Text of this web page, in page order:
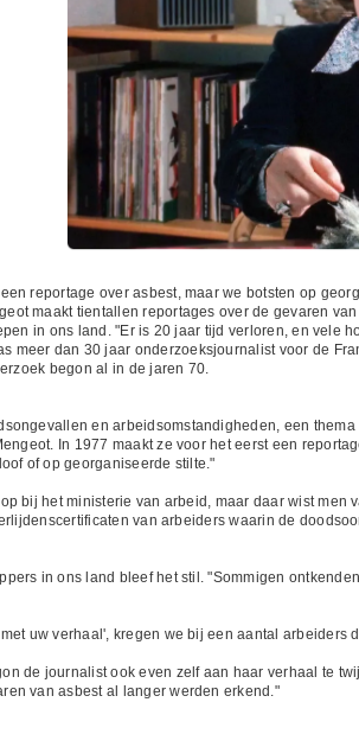
reportage over asbest, maar we botsten op
maakt tientallen reportages over de gevaren
in ons land. "Er is 20 jaar tijd verloren, en vele
meer dan 30 jaar onderzoeksjournalist voor de
begon al in de jaren 70.
en arbeidsomstandigheden, een
In 1977 maakt ze voor het eerst een
of op georganiseerde stilte."
bij het ministerie van arbeid, maar daar wist
van arbeiders waarin de
in ons land bleef het stil. "Sommigen
uw verhaal', kregen we bij een aantal
de journalist ook even zelf aan haar verhaal te
van asbest al langer werden erkend."